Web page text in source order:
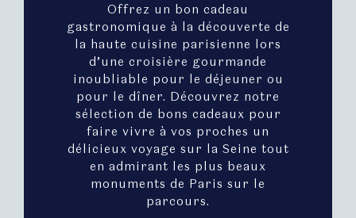
Offrez un bon cadeau
gastronomique à la découverte de
la haute cuisine parisienne lors
d’une croisière gourmande
inoubliable pour le déjeuner ou
pour le dîner. Découvrez notre
sélection de bons cadeaux pour
faire vivre à vos proches un
délicieux voyage sur la Seine tout
en admirant les plus beaux
monuments de Paris sur le
parcours.